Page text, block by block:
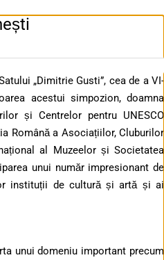
„Dimitrie Gusti”, cea de a VI-
acestui simpozion, doamna
și Centrelor pentru UNESCO
Română a Asociațiilor, Cluburilor
al Muzeelor și Societatea
unui număr impresionant de
instituții de cultură și artă și ai
unui domeniu important precum